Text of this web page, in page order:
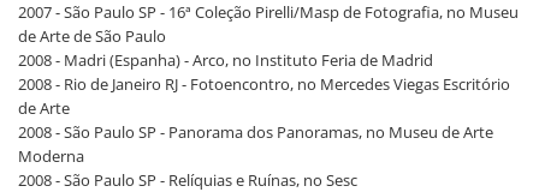
2007 - São Paulo SP - 16ª Coleção Pirelli/Masp de Fotografia, no Museu
de Arte de São Paulo
2008 - Madri (Espanha) - Arco, no Instituto Feria de Madrid
2008 - Rio de Janeiro RJ - Fotoencontro, no Mercedes Viegas Escritório
de Arte
2008 - São Paulo SP - Panorama dos Panoramas, no Museu de Arte
Moderna
2008 - São Paulo SP - Relíquias e Ruínas, no Sesc